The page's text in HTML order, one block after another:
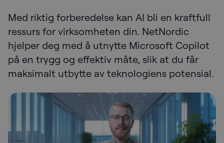
Med riktig forberedelse kan AI bli en kraftfull
ressurs for virksomheten din. NetNordic
hjelper deg med å utnytte Microsoft Copilot
på en trygg og effektiv måte, slik at du får
maksimalt utbytte av teknologiens potensial.